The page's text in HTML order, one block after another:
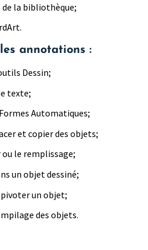
la bibliothèque;
annotations :
Dessin;
texte;
Automatiques;
et copier des objets;
le remplissage;
un objet dessiné;
un objet;
des objets.